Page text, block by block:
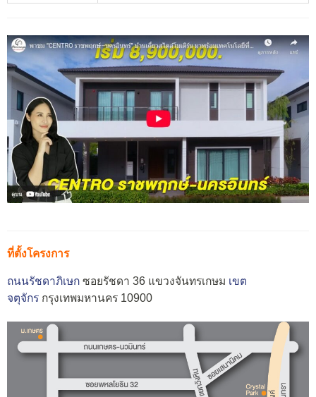
ที่ตั้งโครงการ
ถนนรัชดาภิเษก ซอยรัชดา 36 แขวงจันทรเกษม เขต
จตุจักร กรุงเทพมหานคร 10900